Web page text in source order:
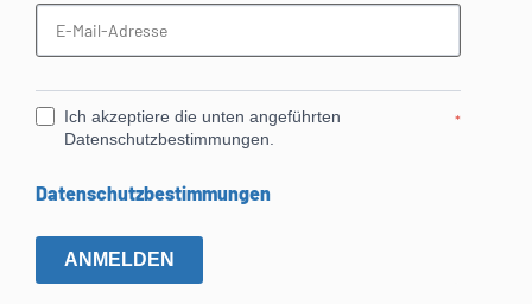
Ich akzeptiere die unten angeführten
Datenschutzbestimmungen.
*
Datenschutzbestimmungen
ANMELDEN